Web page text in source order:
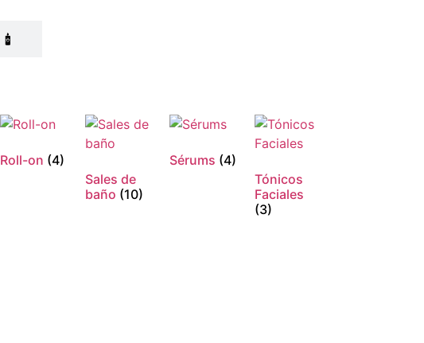
Roll-on (4)
Sales de
baño (10)
Sérums (4)
Tónicos
Faciales
(3)